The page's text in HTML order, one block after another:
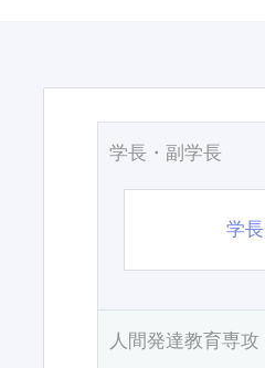
学長・副学長
学長
人間発達教育専攻